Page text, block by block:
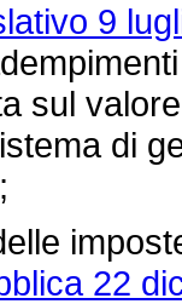
9
sul
di
22